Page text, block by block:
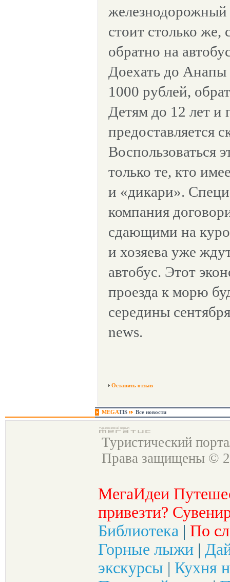
железнодорожный
стоит столько же,
обратно на
Доехать до Анапы
1000 рублей,
Детям до 12 лет и
предоставляется
Воспользоваться
только те, кто
и «дикари».
компания
сдающими на
и хозяева уже
автобус. Этот
проезда к морю
середины
news.
Оставить отзыв
MEGATIS Все новости
Туристический
Права защищены ©
МегаИдеи
привезти?
Библиотека | По
Горные лыжи |
экскурсы | Кухня